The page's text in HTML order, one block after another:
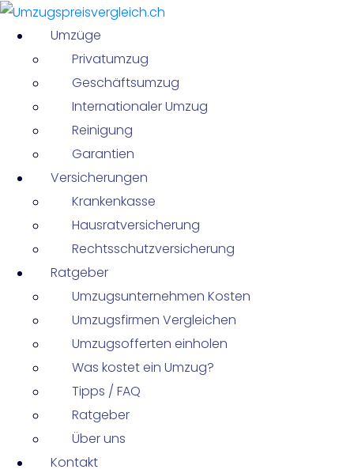
Umzüge
Privatumzug
Geschäftsumzug
Internationaler Umzug
Reinigung
Garantien
Versicherungen
Krankenkasse
Hausratversicherung
Rechtsschutzversicherung
Ratgeber
Umzugsunternehmen Kosten
Umzugsfirmen Vergleichen
Umzugsofferten einholen
Was kostet ein Umzug?
Tipps / FAQ
Ratgeber
Über uns
Kontakt